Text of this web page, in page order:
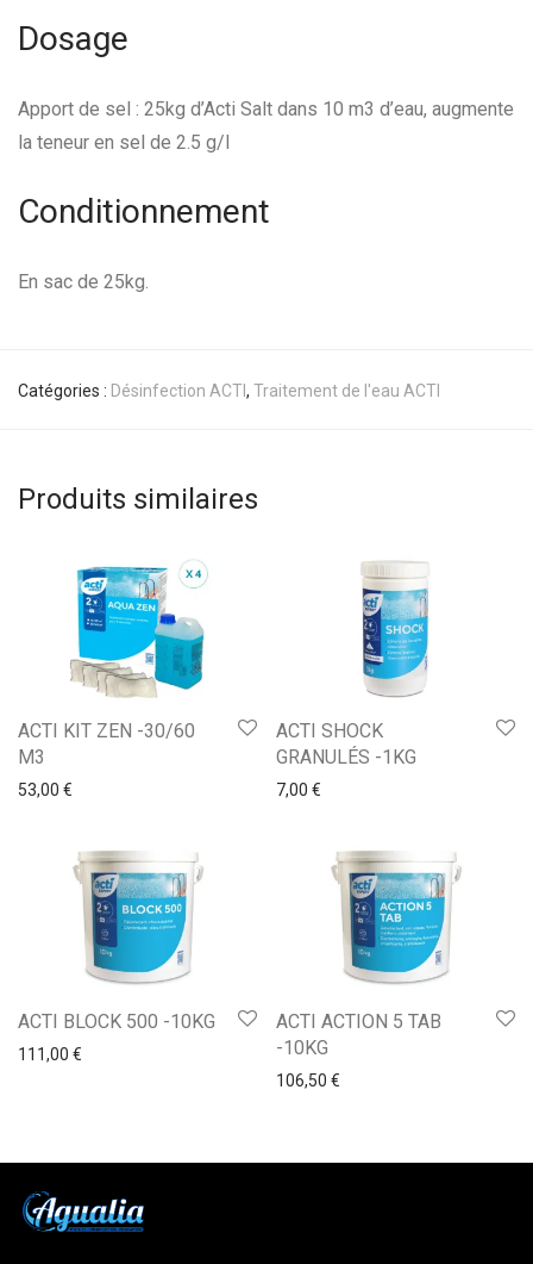
Dosage
Apport de sel : 25kg d’Acti Salt dans 10 m3 d’eau, augmente
la teneur en sel de 2.5 g/l
Conditionnement
En sac de 25kg.
Catégories : Désinfection ACTI , Traitement de l'eau ACTI
Produits similaires
ACTI KIT ZEN -30/60
M3
53,00 €
ACTI SHOCK
GRANULÉS -1KG
7,00 €
ACTI BLOCK 500 -10KG
111,00 €
ACTI ACTION 5 TAB
-10KG
106,50 €